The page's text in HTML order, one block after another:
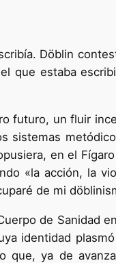
Döblin
que estaba
futuro, un fluir
sistemas
en el
«la acción, la
de mi
de Sanidad
identidad
que, ya de